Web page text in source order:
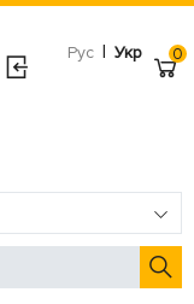
Рус | Укр 0